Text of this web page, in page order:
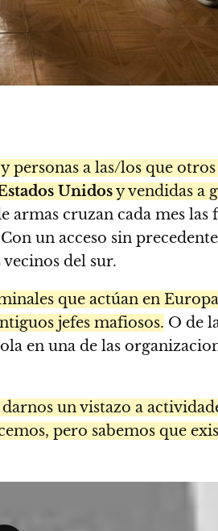
personas a las/los que
Unidosy vendidas a
armas cruzan cada mes
un acceso sin
del sur.
que actúan en
jefes mafiosos. O de
en una de las
un vistazo a
pero sabemos que